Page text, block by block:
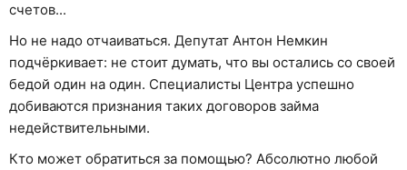
счетов...
Но не надо отчаиваться. Депутат Антон Немкин
подчёркивает: не стоит думать, что вы остались со своей
бедой один на один. Специалисты Центра успешно
добиваются признания таких договоров займа
недействительными.
Кто может обратиться за помощью? Абсолютно любой